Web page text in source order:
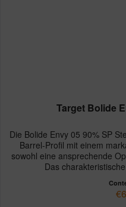
Target Bolide
Die Bolide Envy 05 90% SP
Barrel-Profil mit einem
sowohl eine ansprechende
Das